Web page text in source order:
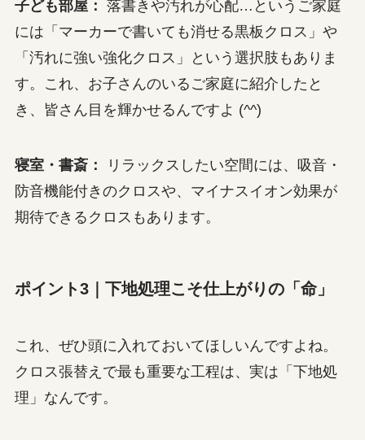
子ども部屋： 落書きや汚れが心配…というご家庭
には「マーカーで書いても消せる黒板クロス」や
「汚れに強い強化クロス」という選択肢もありま
す。これ、お子さんのいるご家庭に紹介したと
き、皆さん目を輝かせるんですよ (^^)
寝室・書斎：
リラックスしたい空間には、吸音・
防音機能付きのクロスや、マイナスイオン効果が
期待できるクロスもあります。
ポイント3｜下地処理こそ仕上がりの「命」
これ、ぜひ頭に入れておいてほしいんですよね。
クロス張替えで最も重要な工程は、実は「下地処
理」なんです。